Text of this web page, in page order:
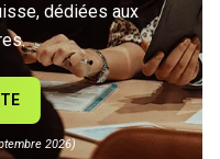
dédiées aux
2026)